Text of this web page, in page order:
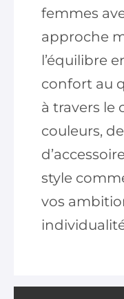
femmes
approche
l’équilibre
confort au
à travers le
couleurs,
style
vos